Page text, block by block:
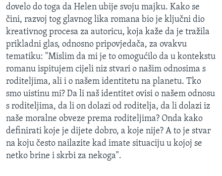
dovelo do toga da Helen ubije svoju majku. Kako se
čini, razvoj tog glavnog lika romana bio je ključni dio
kreativnog procesa za autoricu, koja kaže da je tražila
prikladni glas, odnosno pripovjedača, za ovakvu
tematiku: "Mislim da mi je to omogućilo da u kontekstu
romanu ispitujem cijeli niz stvari o našim odnosima s
roditeljima, ali i o našem identitetu na planetu. Tko
smo uistinu mi? Da li naš identitet ovisi o našem odnosu
s roditeljima, da li on dolazi od roditelja, da li dolazi iz
naše moralne obveze prema roditeljima? Onda kako
definirati koje je dijete dobro, a koje nije? A to je stvar
na koju često nailazite kad imate situaciju u kojoj se
netko brine i skrbi za nekoga".